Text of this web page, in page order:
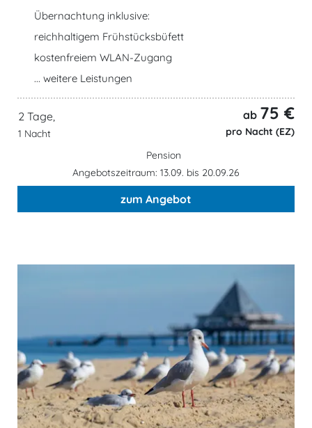
Übernachtung inklusive:
reichhaltigem Frühstücksbüfett
kostenfreiem WLAN-Zugang
... weitere Leistungen
2 Tage,
1 Nacht
ab 75 €
pro Nacht (EZ)
Pension
Angebotszeitraum: 13.09. bis 20.09.26
zum Angebot